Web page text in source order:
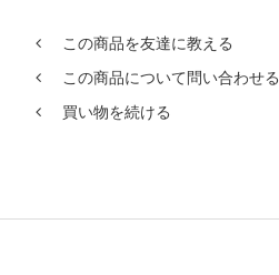
この商品を友達に教える
この商品について問い合わせる
買い物を続ける